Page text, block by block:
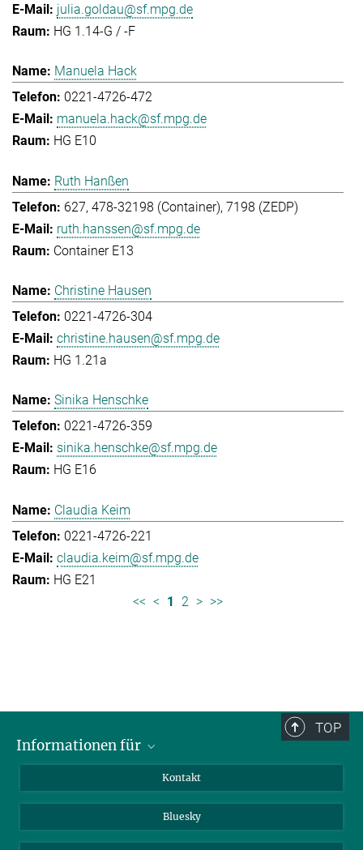
julia.goldau@sf.mpg.de
HG 1.14-G / -F
Manuela Hack
0221-4726-472
manuela.hack@sf.mpg.de
HG E10
Ruth Hanßen
627, 478-32198 (Container), 7198 (ZEDP)
ruth.hanssen@sf.mpg.de
Container E13
Christine Hausen
0221-4726-304
christine.hausen@sf.mpg.de
HG 1.21a
Sinika Henschke
0221-4726-359
sinika.henschke@sf.mpg.de
HG E16
Claudia Keim
0221-4726-221
claudia.keim@sf.mpg.de
HG E21
<< < 1 2 > >>
TOP
Informationen für
Bewerbende
Forschende
Kontakt
Bluesky